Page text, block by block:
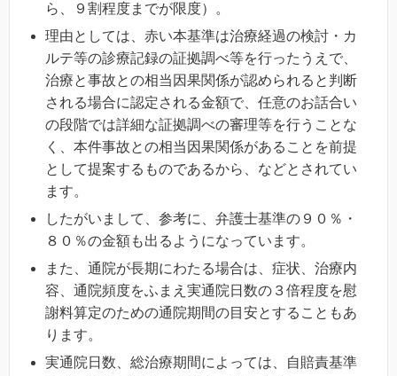
ら、９割程度までが限度）。
理由としては、赤い本基準は治療経過の検討・カ
ルテ等の診療記録の証拠調べ等を行ったうえで、
治療と事故との相当因果関係が認められると判断
される場合に認定される金額で、任意のお話合い
の段階では詳細な証拠調べの審理等を行うことな
く、本件事故との相当因果関係があることを前提
として提案するものであるから、などとされてい
ます。
したがいまして、参考に、弁護士基準の９０％・
８０％の金額も出るようになっています。
また、通院が長期にわたる場合は、症状、治療内
容、通院頻度をふまえ実通院日数の３倍程度を慰
謝料算定のための通院期間の目安とすることもあ
ります。
実通院日数、総治療期間によっては、自賠責基準